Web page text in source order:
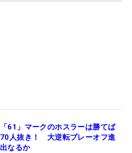
「61」マークのホスラーは勝てば
70人抜き！ 大逆転プレーオフ進
出なるか